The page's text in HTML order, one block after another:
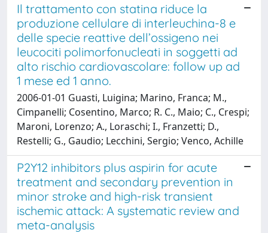
Il trattamento con statina riduce la
produzione cellulare di interleuchina-8 e
delle specie reattive dell’ossigeno nei
leucociti polimorfonucleati in soggetti ad
alto rischio cardiovascolare: follow up ad
1 mese ed 1 anno.
2006-01-01 Guasti, Luigina; Marino, Franca; M.,
Cimpanelli; Cosentino, Marco; R. C., Maio; C., Crespi;
Maroni, Lorenzo; A., Loraschi; I., Franzetti; D.,
Restelli; G., Gaudio; Lecchini, Sergio; Venco, Achille
P2Y12 inhibitors plus aspirin for acute
treatment and secondary prevention in
minor stroke and high-risk transient
ischemic attack: A systematic review and
meta-analysis